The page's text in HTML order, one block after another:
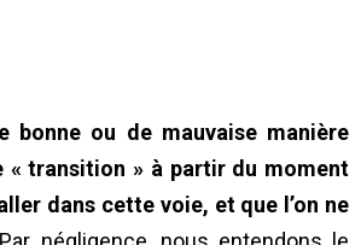
bonne ou de mauvaise manière
« transition » à partir du moment
dans cette voie, et que l’on ne